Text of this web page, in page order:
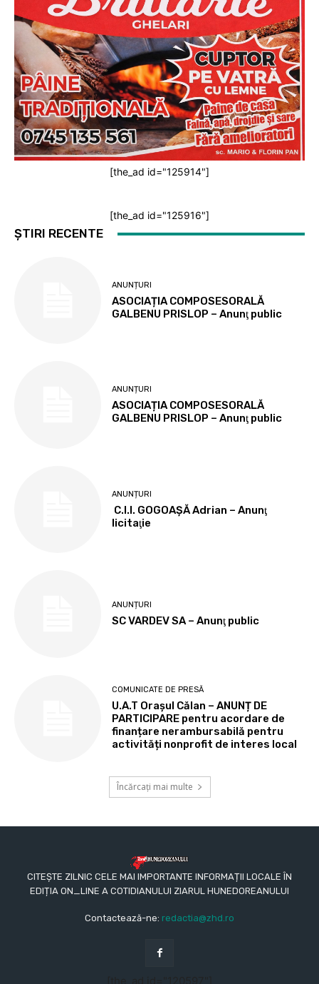
[the_ad id="125914"]
[the_ad id="125916"]
ȘTIRI RECENTE
ANUNȚURI
ASOCIAȚIA COMPOSESORALĂ
GALBENU PRISLOP – Anunţ public
ANUNȚURI
ASOCIAȚIA COMPOSESORALĂ
GALBENU PRISLOP – Anunţ public
ANUNȚURI
C.I.I. GOGOAŞĂ Adrian – Anunţ
licitaţie
ANUNȚURI
SC VARDEV SA – Anunţ public
COMUNICATE DE PRESĂ
U.A.T Orașul Călan – ANUNȚ DE
PARTICIPARE pentru acordare de
finanțare nerambursabilă pentru
activități nonprofit de interes local
Încărcați mai multe
CITEȘTE ZILNIC CELE MAI IMPORTANTE INFORMAȚII LOCALE ÎN
EDIȚIA ON_LINE A COTIDIANULUI ZIARUL HUNEDOREANULUI
Contactează-ne: redactia@zhd.ro